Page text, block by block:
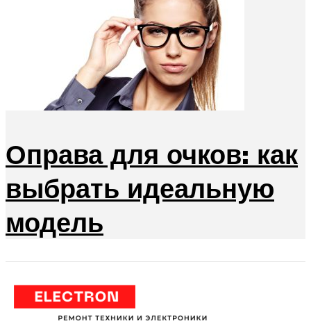
Оправа для очков: как
выбрать идеальную
модель